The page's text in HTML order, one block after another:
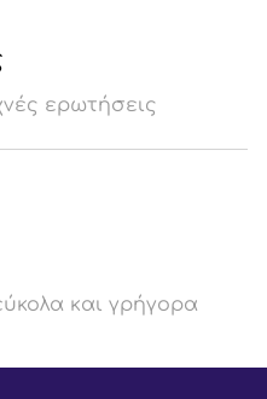
ερωτήσεις
και γρήγορα